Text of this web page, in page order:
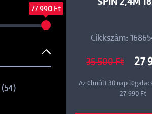
77 990 Ft
54
Cikkszám:
35 500 Ft 27
Az elmúlt 30 nap
27 990 Ft